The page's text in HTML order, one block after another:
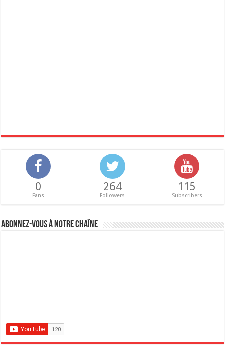
0
Fans
264
Followers
115
Subscribers
Abonnez-vous à notre chaîne